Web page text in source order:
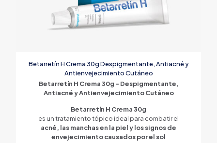
Betarretín H Crema 30g Despigmentante, Antiacné y
Antienvejecimiento Cutáneo
Betarretín H Crema 30g – Despigmentante,
Antiacné y Antienvejecimiento Cutáneo
Betarretín H Crema 30g
es un tratamiento tópico ideal para combatir el
acné, las manchas en la piel y los signos de
envejecimiento causados por el sol